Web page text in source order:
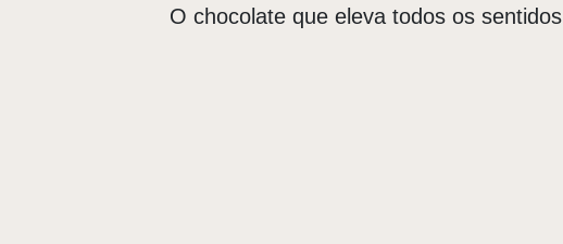
O chocolate que eleva todos os sentidos